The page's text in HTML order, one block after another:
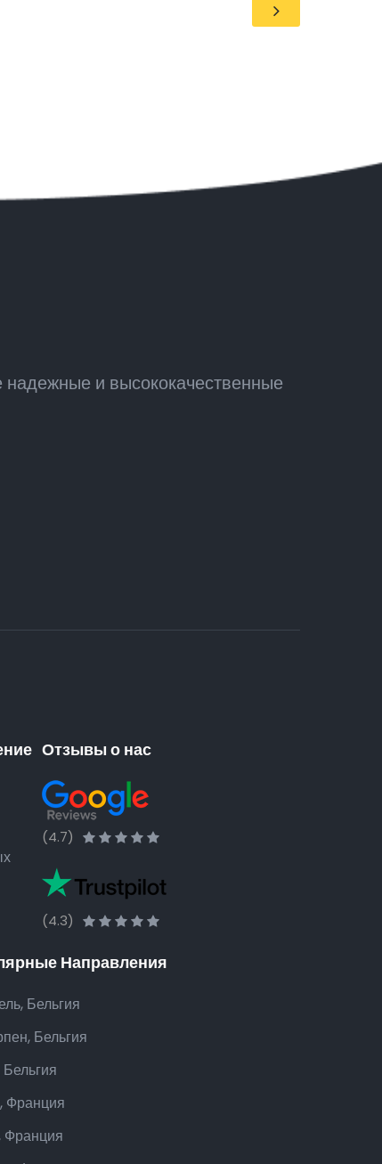
и высококачественные
Отзывы о нас
(4.7)
(4.3)
Направления
Бельгия
Бельгия
Франция
Франция